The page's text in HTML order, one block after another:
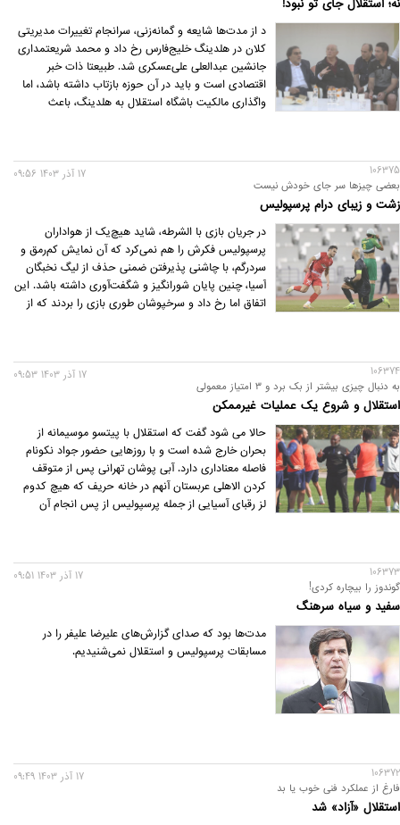
نه؛ استقلال جای تو نبود!
د از مدت‌ها شایعه و گمانه‌زنی، سرانجام تغییرات مدیریتی
کلان در هلدینگ خلیج‌فارس رخ داد و محمد شریعتمداری
جانشین عبدالعلی علی‌عسکری شد. طبیعتا ذات خبر
اقتصادی است و باید در آن حوزه بازتاب داشته باشد، اما
واگذاری مالکیت باشگاه استقلال به هلدینگ، باعث
شهریاری، نماینده هلدینگ در اردوگاه آبی‌ها جای خودش را
به فرد دیگری بدهد.
106375
بعضی چیزها سر جای خودش نیست
زشت و زیبای درام پرسپولیس
17 آذر 1403 09:56
در جریان بازی با الشرطه، شاید هیچ‌یک از هواداران
پرسپولیس فکرش را هم نمی‌کرد که آن نمایش کم‌رمق و
سردرگم، با چاشنی پذیرفتن ضمنی حذف از لیگ نخبگان
آسیا، چنین پایان شورانگیز و شگفت‌آوری داشته باشد. این
اتفاق اما رخ داد و سرخپوشان طوری بازی را بردند که از
106374
به دنبال چیزی بیشتر از بک برد و 3 امتیاز معمولی
استقلال و شروع یک عملیات غیرممکن
17 آذر 1403 09:53
حالا می شود گفت که استقلال با پیتسو موسیمانه از
بحران خارج شده است و با روزهایی حضور جواد نکونام
فاصله معناداری دارد. آبی پوشان تهرانی پس از متوقف
کردن الاهلی عربستان آنهم در خانه حریف که هیچ کدوم
لز رقبای آسیایی از جمله پرسپولیس از پس انجام آن
106373
گوندوز را بیچاره کردی!
سفید و سیاه سرهنگ
17 آذر 1403 09:51
مدت‌ها بود که صدای گزارش‌های علیرضا علیفر را در
مسابقات پرسپولیس و استقلال نمی‌شنیدیم.
106372
فارغ از عملکرد فنی خوب یا بد
استقلال «آزاد» شد
17 آذر 1403 09:49